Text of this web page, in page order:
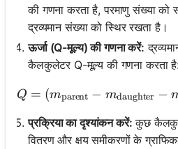
की गणना करता है, परमाणु संख्या को
द्रव्यमान संख्या को स्थिर रखता है।
ऊर्जा (Q-मूल्य) की गणना करें:
कैलकुलेटर Q-मूल्य की गणना करता
Q
Q = (mparent − mdaughter −
प्रक्रिया का दृश्यांकन करें: कुछ
वितरण और क्षय समीकरणों के